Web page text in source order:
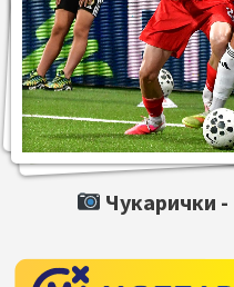
Чукарички -